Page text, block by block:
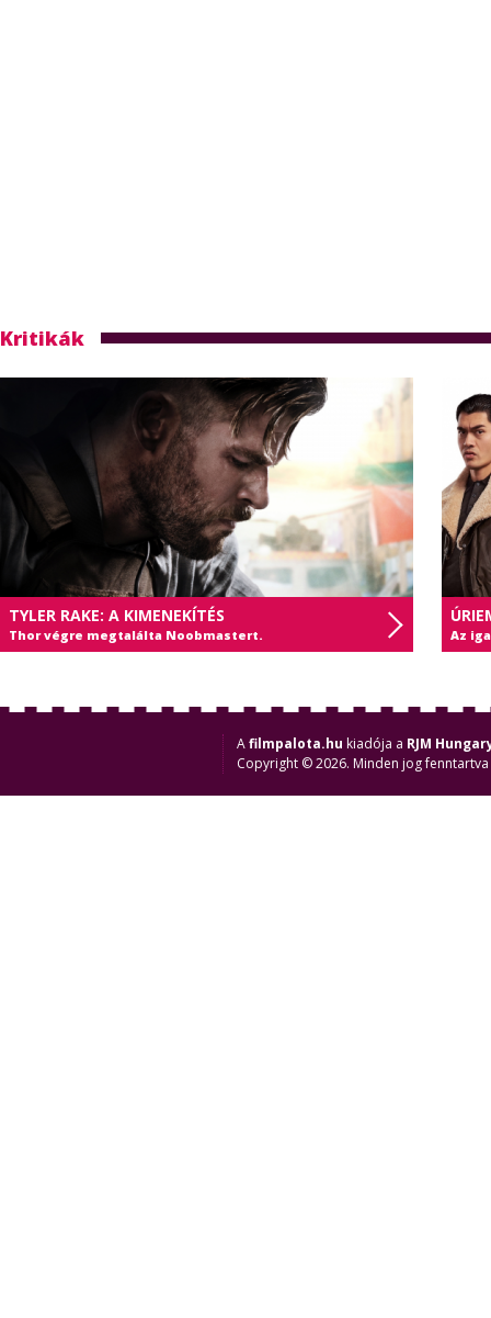
Kritikák
TYLER RAKE: A KIMENEKÍTÉS
Thor végre megtalálta Noobmastert. Az
Afilmpalota.hu kiadója a RJM
Copyright © 2026. Minden jog fenntartva